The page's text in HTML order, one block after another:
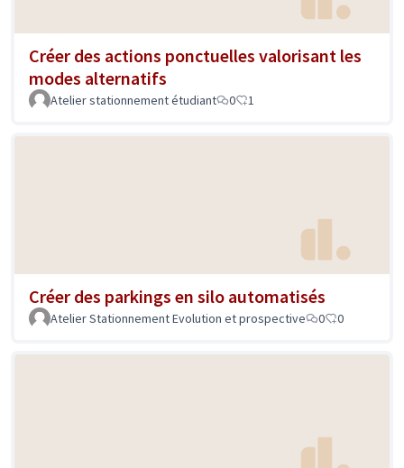
Créer des actions ponctuelles valorisant les
modes alternatifs
Atelier stationnement étudiant 0 1
Créer des parkings en silo automatisés
Atelier Stationnement Evolution et prospective 0 0